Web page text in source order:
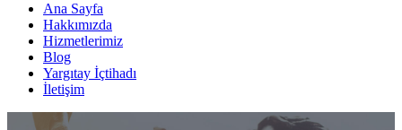
Ana Sayfa
Hakkımızda
Hizmetlerimiz
Blog
Yargıtay İçtihadı
İletişim